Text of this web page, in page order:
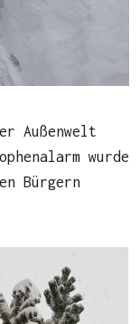
Außenwelt
wurde
Bürgern